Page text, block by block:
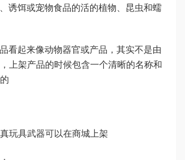
诱饵或宠物食品的活的植物、昆虫和蠕
看起来像动物器官或产品，其实不是由
上架产品的时候包含一个清晰的名称和
玩具武器可以在商城上架